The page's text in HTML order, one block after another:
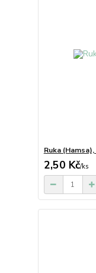
Ruka
2,50 Kč/ks